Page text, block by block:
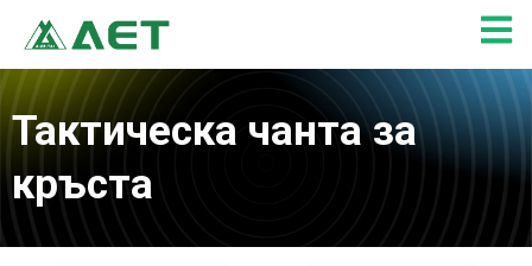
content
Тактическа чанта за
кръста